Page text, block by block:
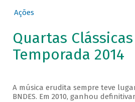
Ações
Quartas
Temporada 2014
A música erudita sempre teve
BNDES. Em 2010, ganhou